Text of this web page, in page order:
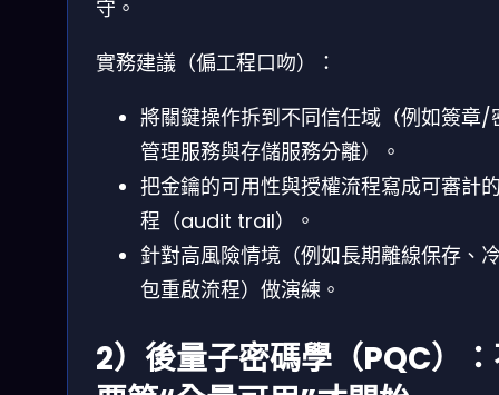
守。
實務建議（偏工程口吻）：
將關鍵操作拆到不同信任域（例如簽章/
管理服務與存儲服務分離）。
把金鑰的可用性與授權流程寫成可審計
程（audit trail）。
針對高風險情境（例如長期離線保存、
包重啟流程）做演練。
2）後量子密碼學（PQC）